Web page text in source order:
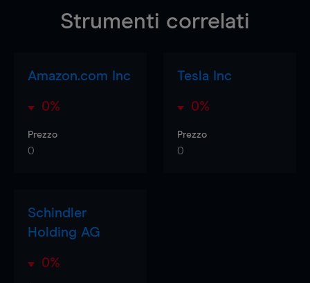
Strumenti correlati
Amazon.com Inc
0%
Prezzo
0
Tesla Inc
0%
Prezzo
0
Schindler
Holding AG
0%